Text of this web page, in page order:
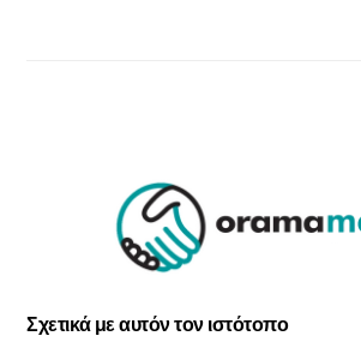
Σχετικά με αυτόν τον ιστότοπο